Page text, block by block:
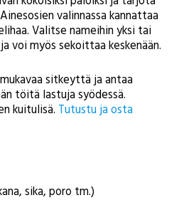
valinnassa kannattaa
Valitse nameihin yksi tai
voi myös sekoittaa keskenään.
sitkeyttä ja antaa
töitä lastuja syödessä.
kuitulisä. Tutustu ja osta
sika, poro tm.)